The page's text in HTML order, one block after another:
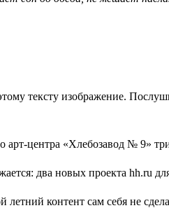
тексту изображение.
арт-центра «Хлебозавод № 9»
контент сам себя не